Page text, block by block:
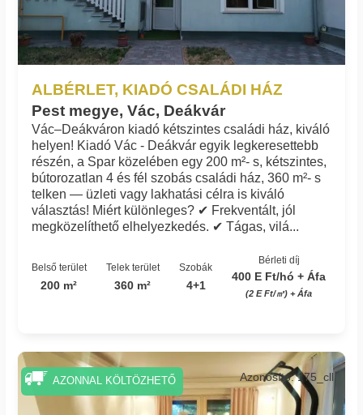
ALBÉRLET, KIADÓ CSALÁDI HÁZ
Pest megye, Vác, Deákvár
Vác–Deákváron kiadó kétszintes családi ház, kiváló
helyen! Kiadó Vác - Deákvár egyik legkeresettebb
részén, a Spar közelében egy 200 m²- s, kétszintes,
bútorozatlan 4 és fél szobás családi ház, 360 m²- s
telken — üzleti vagy lakhatási célra is kiváló
választás! Miért különleges? ✔ Frekventált, jól
megközelíthető elhelyezkedés. ✔ Tágas, vilá...
Belső terület
200 m²
Telek terület
360 m²
Szobák
4+1
Bérleti díj
400 E Ft/hó + Áfa
(2 E Ft/㎡) + Áfa
Azonosító: 175_cll
AZONNAL KÖLTÖZHETŐ